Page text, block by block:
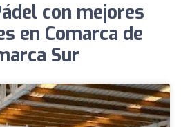
con mejores
en Comarca de
Sur